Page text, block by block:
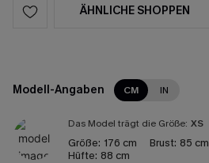
ÄHNLICHE SHOPPEN
Modell-Angaben CM IN
Das Model trägt die Größe: XS
Größe: 176 cm Brust: 85 cm
Hüfte: 88 cm